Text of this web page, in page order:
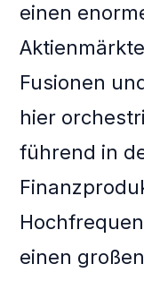
einen
Fusionen
hier
führend in
einen